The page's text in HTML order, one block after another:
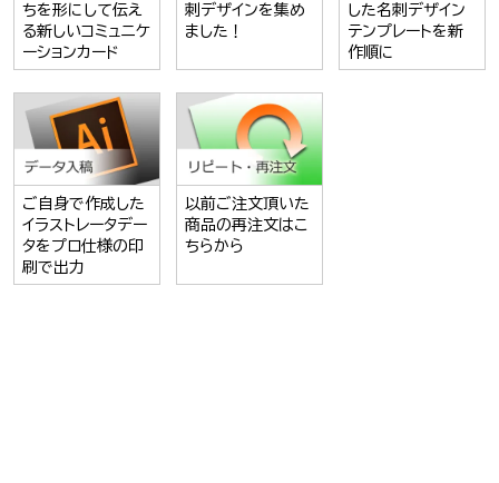
ちを形にして伝え
る新しいコミュニケ
ーションカード
刺デザインを集め
ました！
した名刺デザイン
テンプレートを新
作順に
ご自身で作成した
イラストレータデー
タをプロ仕様の印
刷で出力
以前ご注文頂いた
商品の再注文はこ
ちらから